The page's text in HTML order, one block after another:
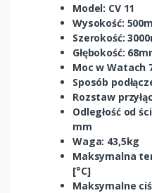
Model: CV 11
Wysokość:
Szerokość:
Głębokość:
Moc w Watach
Sposób
Rozstaw
Odległość od
mm
Waga: 43,5kg
Maksymalna
[°C]
Maksymalne